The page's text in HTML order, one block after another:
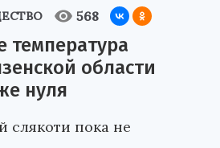
568
температура
области
нуля
слякоти пока не